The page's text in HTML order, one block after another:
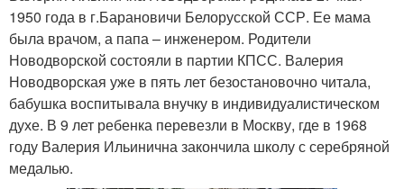
1950 года в г.Барановичи Белорусской ССР. Ее мама
была врачом, а папа – инженером. Родители
Новодворской состояли в партии КПСС. Валерия
Новодворская уже в пять лет безостановочно читала,
бабушка воспитывала внучку в индивидуалистическом
духе. В 9 лет ребенка перевезли в Москву, где в 1968
году Валерия Ильинична закончила школу с серебряной
медалью.